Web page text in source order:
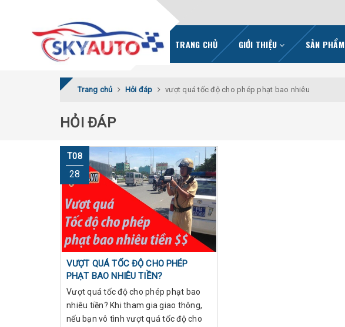
TRANG CHỦ GIỚI THIỆU SẢN PHẨM
Trang chủ Hỏi đáp vượt quá tốc độ cho phép phạt bao nhiêu
HỎI ĐÁP
T08
28
VƯỢT QUÁ TỐC ĐỘ CHO PHÉP
PHẠT BAO NHIÊU TIỀN?
Vượt quá tốc độ cho phép phạt bao
nhiêu tiền? Khi tham gia giao thông,
nếu bạn vô tình vượt quá tốc độ cho